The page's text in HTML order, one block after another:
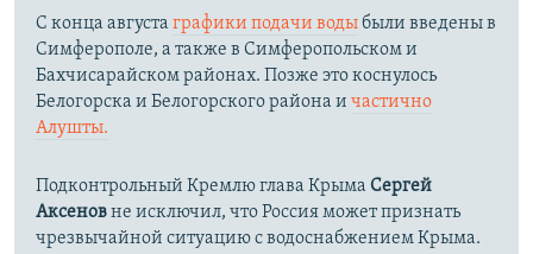
С конца августа графики подачи водыбыли введены в
Симферополе, а также в Симферопольском и
Бахчисарайском районах. Позже это коснулось
Белогорска и Белогорского района и частично
Алушты.
Подконтрольный Кремлю глава Крыма Сергей
Аксеновне исключил, что Россия может признать
чрезвычайной ситуацию с водоснабжением Крыма.